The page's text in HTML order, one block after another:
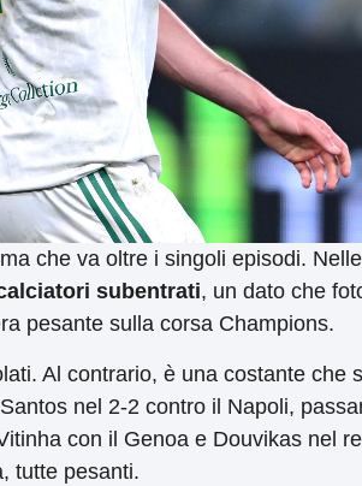
che va oltre i singoli episodi.
subentrati, un dato che
pesante sulla corsa Champions.
Al contrario, è una costante che
nel 2-2 contro il Napoli,
con il Genoa e Douvikas nel
tutte pesanti.